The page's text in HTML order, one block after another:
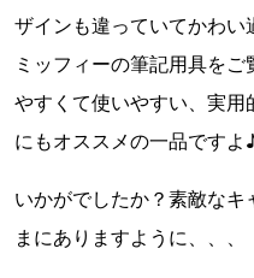
ザインも違っていてかわい
ミッフィーの筆記用具を
やすくて使いやすい、実用
にもオススメの一品ですよ
いかがでしたか？素敵なキ
まにありますように、、、